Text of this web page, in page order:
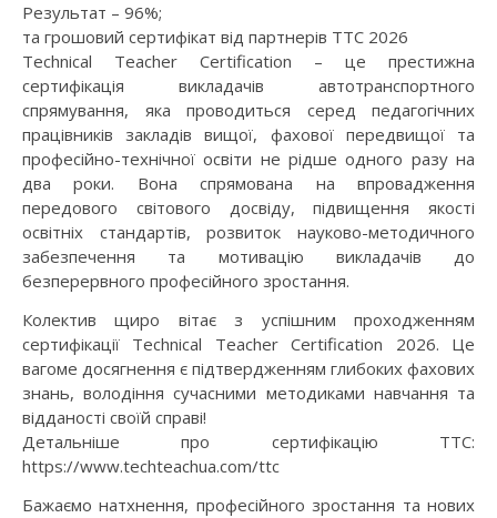
Результат – 96%;
та грошовий сертифікат від партнерів ТТС 2026
Technical Teacher Certification – це престижна
сертифікація викладачів автотранспортного
спрямування, яка проводиться серед педагогічних
працівників закладів вищої, фахової передвищої та
професійно-технічної освіти не рідше одного разу на
два роки. Вона спрямована на впровадження
передового світового досвіду, підвищення якості
освітніх стандартів, розвиток науково-методичного
забезпечення та мотивацію викладачів до
безперервного професійного зростання.
Колектив щиро вітає з успішним проходженням
сертифікації Technical Teacher Certification 2026. Це
вагоме досягнення є підтвердженням глибоких фахових
знань, володіння сучасними методиками навчання та
відданості своїй справі!
Детальніше про сертифікацію TTC:
https://www.techteachua.com/ttc
Бажаємо натхнення, професійного зростання та нових